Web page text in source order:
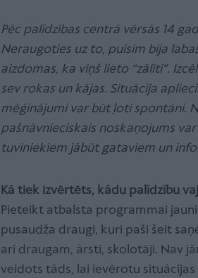
Pēc palīdzības centrā vērsās 14
Neraugoties uz to, puisim bija
aizdomas, ka viņš lieto “zālīti”.
sev rokas un kājas. Situācija
mēģinājumi var būt ļoti spontāni.
pašnāvnieciskais noskaņojums
tuviniekiem jābūt gataviem un
Kā tiek izvērtēts, kādu palīdzību
Pieteikt atbalsta programmai
pusaudža draugi, kuri paši šeit
arī draugam, ārsti, skolotāji. Nav
veidots tāds, lai ievērotu